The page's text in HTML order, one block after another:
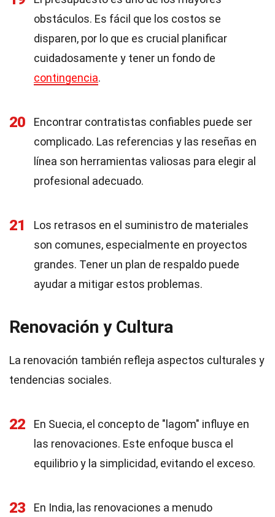
obstáculos. Es fácil que los costos se
disparen, por lo que es crucial planificar
cuidadosamente y tener un fondo de
contingencia.
20
Encontrar contratistas confiables puede ser
complicado. Las referencias y las reseñas en
línea son herramientas valiosas para elegir al
profesional adecuado.
21
Los retrasos en el suministro de materiales
son comunes, especialmente en proyectos
grandes. Tener un plan de respaldo puede
ayudar a mitigar estos problemas.
Renovación y Cultura
La renovación también refleja aspectos culturales y
tendencias sociales.
22
En Suecia, el concepto de "lagom" influye en
las renovaciones. Este enfoque busca el
equilibrio y la simplicidad, evitando el exceso.
23
En India, las renovaciones a menudo